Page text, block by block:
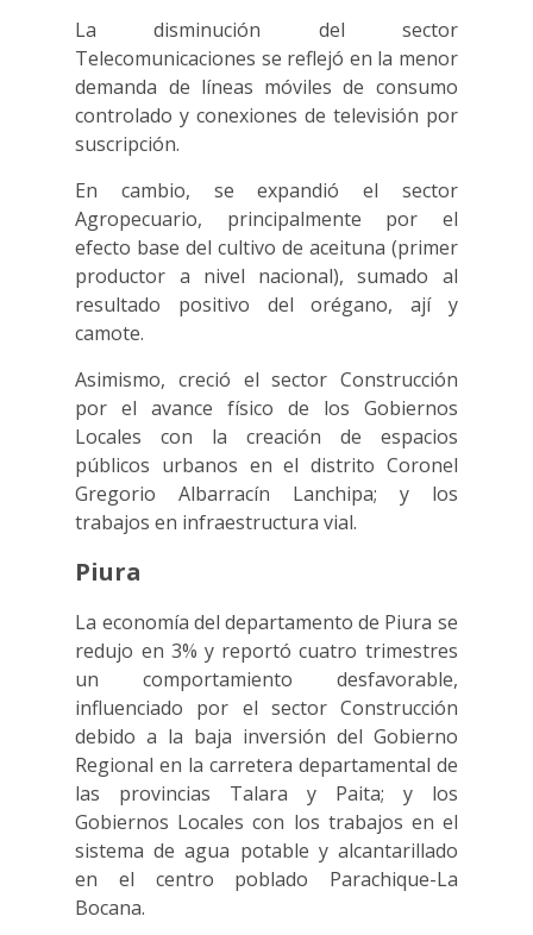
La disminución del sector
Telecomunicaciones se reflejó en la menor
demanda de líneas móviles de consumo
controlado y conexiones de televisión por
suscripción.
En cambio, se expandió el sector
Agropecuario, principalmente por el
efecto base del cultivo de aceituna (primer
productor a nivel nacional), sumado al
resultado positivo del orégano, ají y
camote.
Asimismo, creció el sector Construcción
por el avance físico de los Gobiernos
Locales con la creación de espacios
públicos urbanos en el distrito Coronel
Gregorio Albarracín Lanchipa; y los
trabajos en infraestructura vial.
Piura
La economía del departamento de Piura se
redujo en 3% y reportó cuatro trimestres
un comportamiento desfavorable,
influenciado por el sector Construcción
debido a la baja inversión del Gobierno
Regional en la carretera departamental de
las provincias Talara y Paita; y los
Gobiernos Locales con los trabajos en el
sistema de agua potable y alcantarillado
en el centro poblado Parachique-La
Bocana.